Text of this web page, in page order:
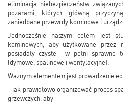
eliminacja niebezpieczeństw
pożarami, których główną
zaniedbane przewody kominowe i
Jednocześnie naszym celem jest
kominowych, aby użytkowane
posiadały czyste i w pełni sprawne
(dymowe, spalinowe i wentylacyjne).
Ważnym elementem jest prowadzenie
- jak prawidłowo organizować proces
grzewczych, aby